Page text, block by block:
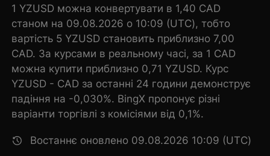
1 YZUSD можна конвертувати в 1,40 CAD
станом на 09.08.2026 о 10:09 (UTC), тобто
вартість 5 YZUSD становить приблизно 7,00
CAD. За курсами в реальному часі, за 1 CAD
можна купити приблизно 0,71 YZUSD. Курс
YZUSD - CAD за останні 24 години демонструє
падіння на -0,030%. BingX пропонує різні
варіанти торгівлі з комісіями від 0,1%.
Востаннє оновлено 09.08.2026 10:09 (UTC)